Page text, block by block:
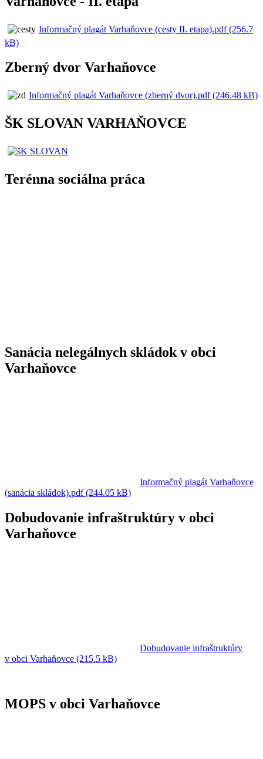
Informačný plagát Varhaňovce (cesty II. etapa).pdf (256.7
kB)
Zberný dvor Varhaňovce
Informačný plagát Varhaňovce (zberný dvor).pdf (246.48 kB)
ŠK SLOVAN VARHAŇOVCE
Terénna sociálna práca
Sanácia nelegálnych skládok v obci
Varhaňovce
Informačný plagát Varhaňovce
(sanácia skládok).pdf (244.05 kB)
Dobudovanie infraštruktúry v obci
Varhaňovce
Dobudovanie infraštruktúry
v obci Varhaňovce (215.5 kB)
MOPS v obci Varhaňovce